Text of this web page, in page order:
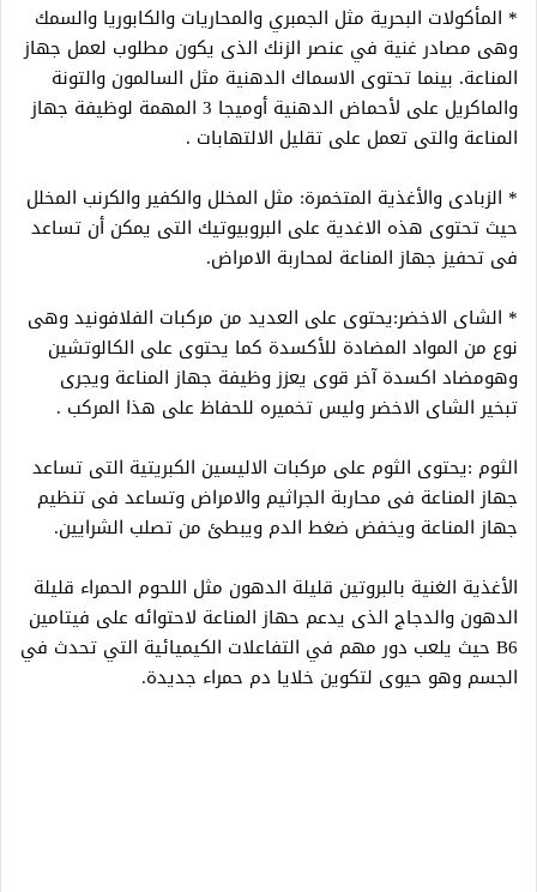
* المأكولات البحرية مثل الجمبري والمحاريات والكابوريا والسمك
وهى مصادر غنية في عنصر الزنك الذى يكون مطلوب لعمل جهاز
المناعة. بينما تحتوى الاسماك الدهنية مثل السالمون والتونة
والماكريل على لأحماض الدهنية أوميجا 3 المهمة لوظيفة جهاز
المناعة والتى تعمل على تقليل الالتهابات .
* الزبادى والأغذية المتخمرة: مثل المخلل والكفير والكرنب المخلل
حيث تحتوى هذه الاغدية على البروبيوتيك التى يمكن أن تساعد
فى تحفيز جهاز المناعة لمحاربة الامراض.
* الشاى الاخضر:يحتوى على العديد من مركبات الفلافونيد وهى
نوع من المواد المضادة للأكسدة كما يحتوى على الكالوتشين
وهومضاد اكسدة آخر قوى يعزز وظيفة جهاز المناعة ويجرى
تبخير الشاى الاخضر وليس تخميره للحفاظ على هذا المركب .
الثوم :يحتوى الثوم على مركبات الاليسين الكبريتية التى تساعد
جهاز المناعة فى محاربة الجراثيم والامراض وتساعد فى تنظيم
جهاز المناعة ويخفض ضغط الدم ويبطئ من تصلب الشرايين.
الأغذية الغنية بالبروتين قليلة الدهون مثل اللحوم الحمراء قليلة
الدهون والدجاج الذى يدعم حهاز المناعة لاحتوائه على فيتامين
B6 حيث يلعب دور مهم في التفاعلات الكيميائية التي تحدث في
الجسم وهو حيوى لتكوين خلايا دم حمراء جديدة.